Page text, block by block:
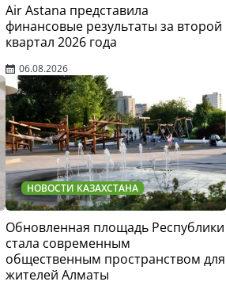
Air Astana представила
финансовые результаты за второй
квартал 2026 года
06.08.2026
НОВОСТИ КАЗАХСТАНА
Обновленная площадь Республики
стала современным
общественным пространством для
жителей Алматы